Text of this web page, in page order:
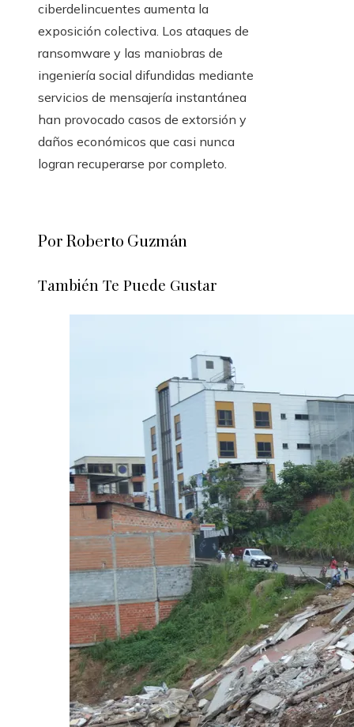
ciberdelincuentes aumenta la
exposición colectiva. Los ataques de
ransomware y las maniobras de
ingeniería social difundidas mediante
servicios de mensajería instantánea
han provocado casos de extorsión y
daños económicos que casi nunca
logran recuperarse por completo.
Por Roberto Guzmán
También Te Puede Gustar